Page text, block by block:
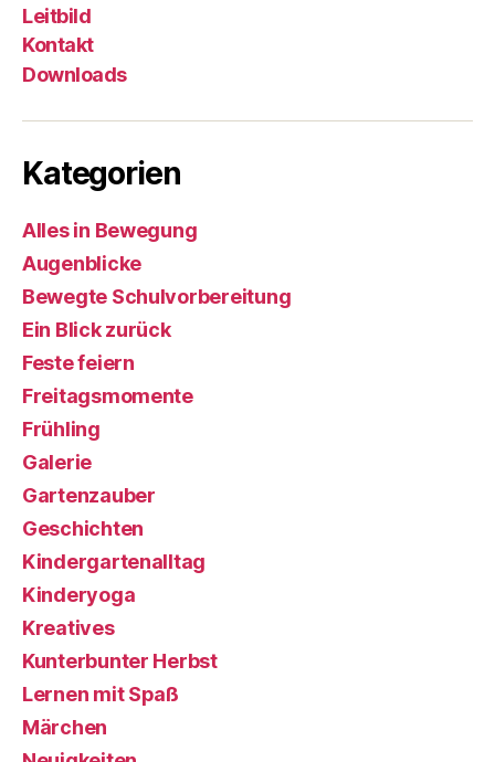
Leitbild
Kontakt
Downloads
Kategorien
Alles in Bewegung
Augenblicke
Bewegte Schulvorbereitung
Ein Blick zurück
Feste feiern
Freitagsmomente
Frühling
Galerie
Gartenzauber
Geschichten
Kindergartenalltag
Kinderyoga
Kreatives
Kunterbunter Herbst
Lernen mit Spaß
Märchen